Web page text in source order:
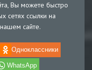
Вы можете быстро
сетях ссылки на
сайте.
Одноклассники
WhatsApp